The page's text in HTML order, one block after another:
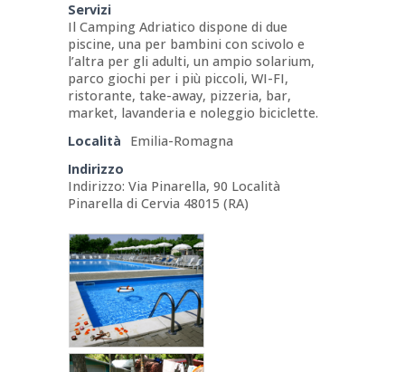
Servizi
Il Camping Adriatico dispone di due
piscine, una per bambini con scivolo e
l’altra per gli adulti, un ampio solarium,
parco giochi per i più piccoli, WI-FI,
ristorante, take-away, pizzeria, bar,
market, lavanderia e noleggio biciclette.
Località
Emilia-Romagna
Indirizzo
Indirizzo: Via Pinarella, 90 Località
Pinarella di Cervia 48015 (RA)